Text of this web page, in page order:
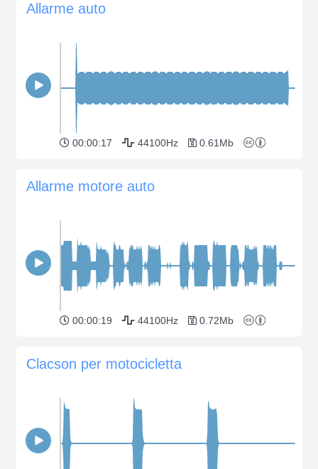
Allarme auto
00:00:17 44100Hz 0.61Mb
Allarme motore auto
00:00:19 44100Hz 0.72Mb
Clacson per motocicletta